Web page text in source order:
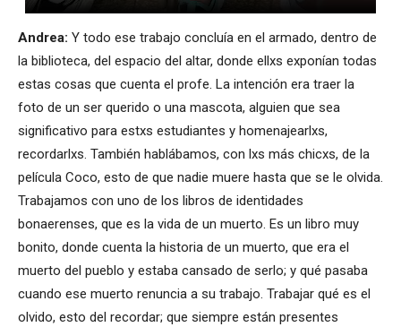
Andrea: Y todo ese trabajo concluía en el armado, dentro de
la biblioteca, del espacio del altar, donde ellxs exponían todas
estas cosas que cuenta el profe. La intención era traer la
foto de un ser querido o una mascota, alguien que sea
significativo para estxs estudiantes y homenajearlxs,
recordarlxs. También hablábamos, con lxs más chicxs, de la
película Coco, esto de que nadie muere hasta que se le olvida.
Trabajamos con uno de los libros de identidades
bonaerenses, que es la vida de un muerto. Es un libro muy
bonito, donde cuenta la historia de un muerto, que era el
muerto del pueblo y estaba cansado de serlo; y qué pasaba
cuando ese muerto renuncia a su trabajo. Trabajar qué es el
olvido, esto del recordar; que siempre están presentes